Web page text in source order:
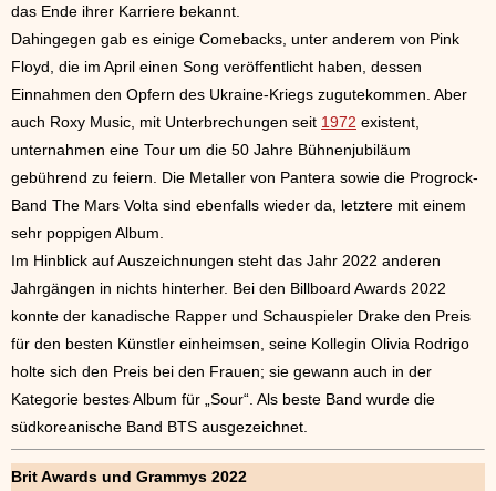
das Ende ihrer Karriere bekannt.
Dahingegen gab es einige Comebacks, unter anderem von Pink
Floyd, die im April einen Song veröffentlicht haben, dessen
Einnahmen den Opfern des Ukraine-Kriegs zugutekommen. Aber
auch Roxy Music, mit Unterbrechungen seit 1972 existent,
unternahmen eine Tour um die 50 Jahre Bühnenjubiläum
gebührend zu feiern. Die Metaller von Pantera sowie die Progrock-
Band The Mars Volta sind ebenfalls wieder da, letztere mit einem
sehr poppigen Album.
Im Hinblick auf Auszeichnungen steht das Jahr 2022 anderen
Jahrgängen in nichts hinterher. Bei den Billboard Awards 2022
konnte der kanadische Rapper und Schauspieler Drake den Preis
für den besten Künstler einheimsen, seine Kollegin Olivia Rodrigo
holte sich den Preis bei den Frauen; sie gewann auch in der
Kategorie bestes Album für „Sour“. Als beste Band wurde die
südkoreanische Band BTS ausgezeichnet.
Brit Awards und Grammys 2022